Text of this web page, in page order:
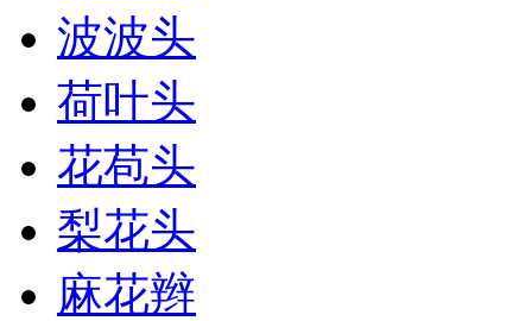
波波头
荷叶头
花苞头
梨花头
麻花辫